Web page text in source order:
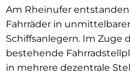
Am Rheinufer
Fahrräder in
Schiffsanlegern. Im Zuge
bestehende
in mehrere dezentrale